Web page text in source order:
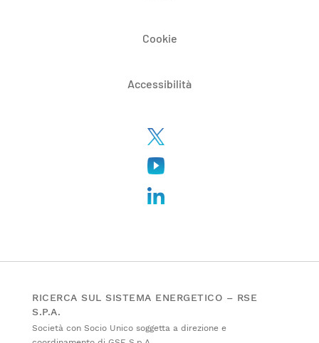
Cookie
Accessibilità
RICERCA SUL SISTEMA ENERGETICO – RSE
S.P.A.
Società con Socio Unico soggetta a direzione e